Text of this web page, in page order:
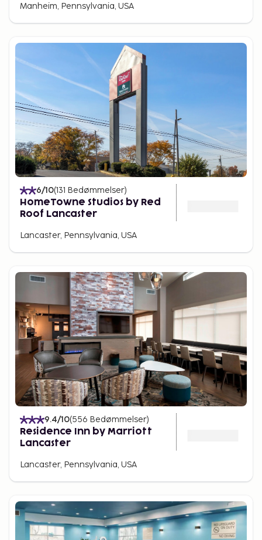
Manheim, Pennsylvania, USA
6/10(131 Bedømmelser)
HomeTowne Studios by Red
Roof Lancaster
Lancaster, Pennsylvania, USA
9.4/10(556 Bedømmelser)
Residence Inn by Marriott
Lancaster
Lancaster, Pennsylvania, USA